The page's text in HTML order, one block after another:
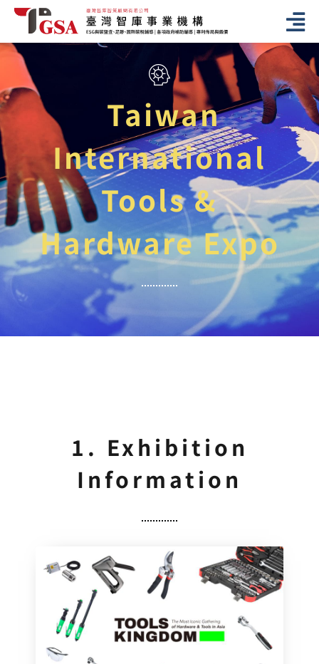
Taiwan
International
Tools &
Hardware Expo
1. Exhibition
Information